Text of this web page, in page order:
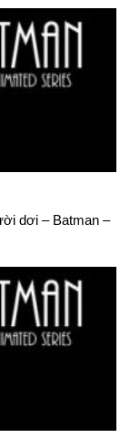
dơi – Batman –